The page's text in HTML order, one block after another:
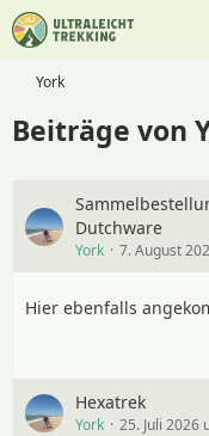
York
Beiträge von
Dutchware
York 7. August
Hier ebenfalls
Hexatrek
York 25. Juli 2026